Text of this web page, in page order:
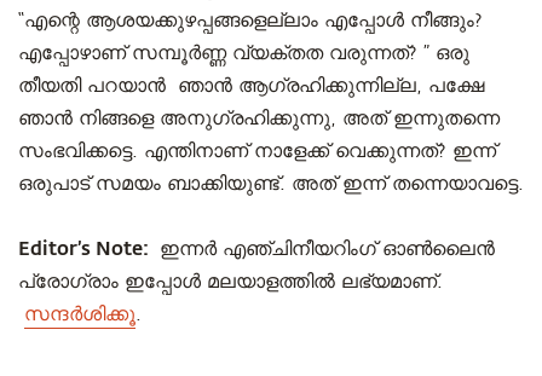
“എന്റെ ആശയക്കുഴപ്പങ്ങളെല്ലാം എപ്പോൾ നീങ്ങും?
എപ്പോഴാണ് സമ്പൂർണ്ണ വ്യക്തത വരുന്നത്? ” ഒരു
തീയതി പറയാൻ ഞാൻ ആഗ്രഹിക്കുന്നില്ല, പക്ഷേ
ഞാൻ നിങ്ങളെ അനുഗ്രഹിക്കുന്നു, അത് ഇന്നുതന്നെ
സംഭവിക്കട്ടെ. എന്തിനാണ് നാളേക്ക് വെക്കുന്നത്? ഇന്ന്
ഒരുപാട് സമയം ബാക്കിയുണ്ട്. അത് ഇന്ന് തന്നെയാവട്ടെ.
Editor’s Note:
ഇന്നർ എഞ്ചിനീയറിംഗ് ഓൺലൈൻ
പ്രോഗ്രാം ഇപ്പോൾ മലയാളത്തിൽ ലഭ്യമാണ്.
സന്ദർശിക്കൂ.